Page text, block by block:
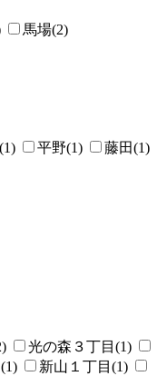
馬場(2)
平野(1)
藤田(1)
光の森３丁目(1)
新山１丁目(1)